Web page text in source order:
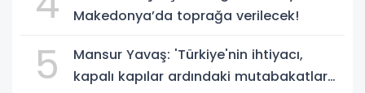
Makedonya’da toprağa verilecek!
5
Mansur Yavaş: 'Türkiye'nin ihtiyacı,
kapalı kapılar ardındaki mutabakatlar